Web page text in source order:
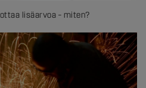
lisäarvoa – miten?